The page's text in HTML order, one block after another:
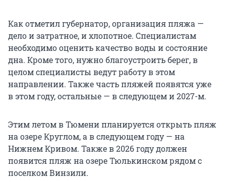
Как отметил губернатор, организация пляжа —
дело и затратное, и хлопотное. Специалистам
необходимо оценить качество воды и состояние
дна. Кроме того, нужно благоустроить берег, в
целом специалисты ведут работу в этом
направлении. Также часть пляжей появятся уже
в этом году, остальные — в следующем и 2027-м.
Этим летом в Тюмени планируется открыть пляж
на озере Круглом, а в следующем году — на
Нижнем Кривом. Также в 2026 году должен
появится пляж на озере Тюлькинском рядом с
поселком Винзили.